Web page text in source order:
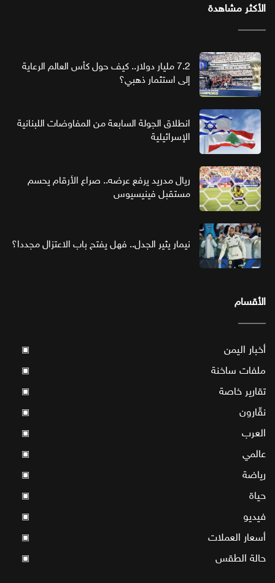
الأكثر مشاهدة
7.2 مليار دولار.. كيف حول كأس العالم الرعاية
إلى استثمار ذهبي؟
انطلاق الجولة السابعة من المفاوضات اللبنانية
الإسرائيلية
ريال مدريد يرفع عرضه.. صراع الأرقام يحسم
مستقبل فينيسيوس
نيمار يثير الجدل.. فهل يفتح باب الاعتزال مجددا؟
الأقسام
أخبار اليمن ▣
ملفات ساخنة ▣
تقارير خاصة ▣
نقّارون ▣
العرب ▣
عالمي ▣
رياضة ▣
حياة ▣
فيديو ▣
أسعار العملات ▣
حالة الطقس ▣